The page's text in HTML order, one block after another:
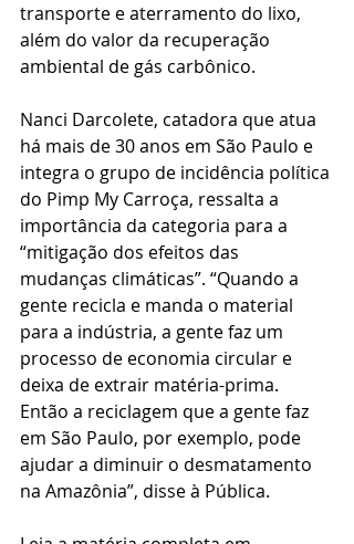
transporte e aterramento do lixo,
além do valor da recuperação
ambiental de gás carbônico.
Nanci Darcolete, catadora que atua
há mais de 30 anos em São Paulo e
integra o grupo de incidência política
do Pimp My Carroça, ressalta a
importância da categoria para a
“mitigação dos efeitos das
mudanças climáticas”. “Quando a
gente recicla e manda o material
para a indústria, a gente faz um
processo de economia circular e
deixa de extrair matéria-prima.
Então a reciclagem que a gente faz
em São Paulo, por exemplo, pode
ajudar a diminuir o desmatamento
na Amazônia”, disse à Pública.